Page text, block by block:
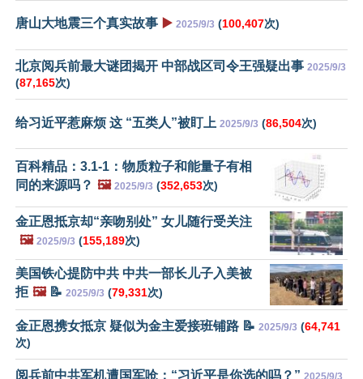
唐山大地震三个真实故事 ▶️ 2025/9/3 (100,407次)
北京阅兵前最大谜团揭开 中部战区司令王强疑出事 2025/9/3
(87,165次)
给习近平惹麻烦 这 “五类人”被盯上 2025/9/3 (86,504次)
百科精品：3.1-1：物质粒子和能量子有相
同的来源吗？ 🖼️ 2025/9/3 (352,653次)
金正恩抵京却“亲吻别处” 女儿随行受关注
🖼️ 2025/9/3 (155,189次)
美国铁心提防中共 中共一部长儿子入美被
拒 🖼️📝 2025/9/3 (79,331次)
金正恩携女抵京 疑似为金主爱接班铺路 📝 2025/9/3 (64,741
次)
阅兵前中共军机遭国军呛：“习近平是你选的吗？”